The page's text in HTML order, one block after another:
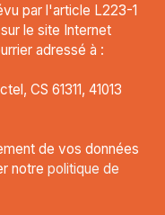
par l'article L223-1
le site Internet
adressé à :
CS 61311, 41013
de vos données
notre politique de